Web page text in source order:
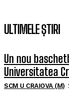
ULTIMELE ȘTIRI
Un nou
Universitatea
SCM U CRAIOVA (M)